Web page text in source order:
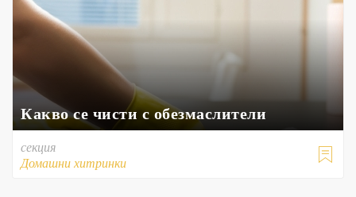
Какво се чисти с обезмаслители

секция
Домашни хитринки